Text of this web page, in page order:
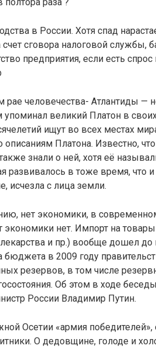
в России. Хотя спад
сговора налоговой службы,
предприятия, если есть
рае человечества- Атлантиды —
упоминал великий Платон в
ищут во всех местах
описаниям Платона. Известно,
знали о ней, хотя её
развивалось в тоже время, что
исчезла с лица земли.
нет экономики, в
экономики нет. Импорт на
и пр.) вообще дошел
в 2009 году
резервов, в том числе
Об этом в ходе
России Владимир Путин.
Осетии «армия
О дедовщине, голоде и